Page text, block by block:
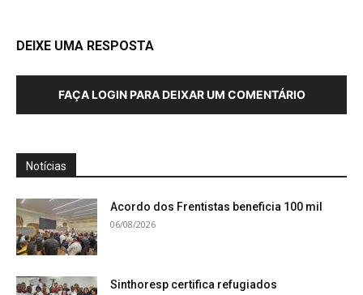
DEIXE UMA RESPOSTA
FAÇA LOGIN PARA DEIXAR UM COMENTÁRIO
Notícias
Acordo dos Frentistas beneficia 100 mil
06/08/2026
Sinthoresp certifica refugiados